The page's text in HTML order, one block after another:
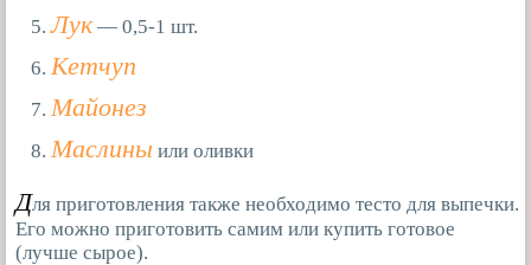
Лук— 0,5-1 шт.
Кетчуп
Майонез
Маслины или оливки
Для приготовления также необходимо тесто для выпечки.
Его можно приготовить самим или купить готовое
(лучше сырое).